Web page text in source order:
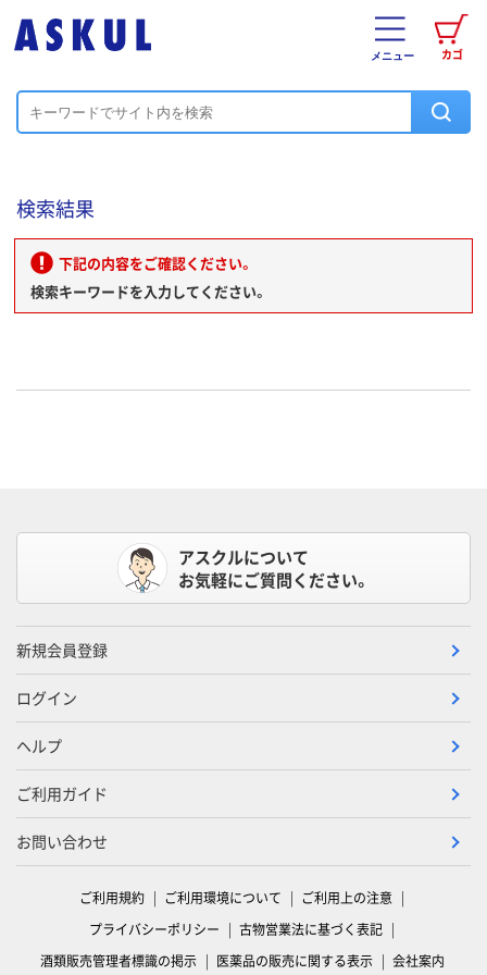
カゴ
メニュー
検索結果
下記の内容をご確認ください。
検索キーワードを入力してください。
アスクルについて
お気軽にご質問ください。
新規会員登録
ログイン
ヘルプ
ご利用ガイド
お問い合わせ
ご利用規約 ご利用環境について
ご利用上の注意
プライバシーポリシー
古物営業法に基づく表記
酒類販売管理者標識の掲示
医薬品の販売に関する表示 会社案内